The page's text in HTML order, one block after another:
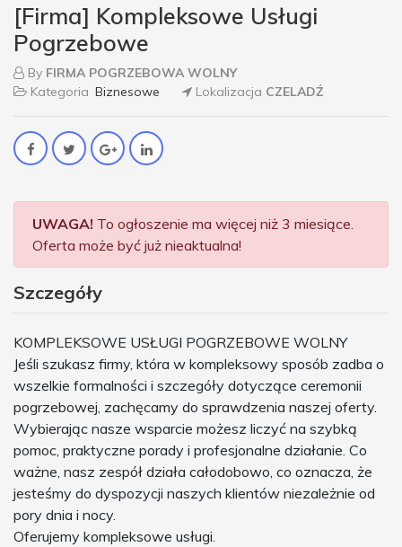
[Firma] Kompleksowe Usługi
Pogrzebowe
By FIRMA POGRZEBOWA WOLNY
Kategoria Biznesowe Lokalizacja CZELADŹ
UWAGA! To ogłoszenie ma więcej niż 3 miesiące.
Oferta może być już nieaktualna!
Szczegóły
KOMPLEKSOWE USŁUGI POGRZEBOWE WOLNY
Jeśli szukasz firmy, która w kompleksowy sposób zadba o
wszelkie formalności i szczegóły dotyczące ceremonii
pogrzebowej, zachęcamy do sprawdzenia naszej oferty.
Wybierając nasze wsparcie możesz liczyć na szybką
pomoc, praktyczne porady i profesjonalne działanie. Co
ważne, nasz zespół działa całodobowo, co oznacza, że
jesteśmy do dyspozycji naszych klientów niezależnie od
pory dnia i nocy.
Oferujemy kompleksowe usługi.